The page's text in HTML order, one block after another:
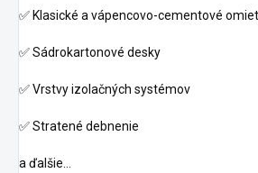
✅ Klasické a vápencovo-cementové
✅Sádrokartonové desky
✅Vrstvy izolačných systémov
✅Stratené debnenie
a ďalšie…